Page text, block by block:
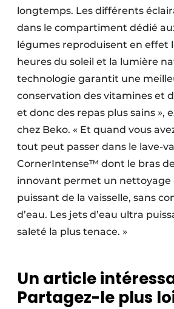
longtemps. Les différents
dans le compartiment dédié
légumes reproduisent en effet
heures du soleil et la lumière
technologie garantit une
conservation des vitamines et
et donc des repas plus sains »,
chez Beko. « Et quand vous
tout peut passer dans le lave-
CornerIntense™ dont le bras
innovant permet un nettoyage
puissant de la vaisselle, sans
d’eau. Les jets d’eau ultra
saleté la plus tenace. »
Un article
Partagez-le plus